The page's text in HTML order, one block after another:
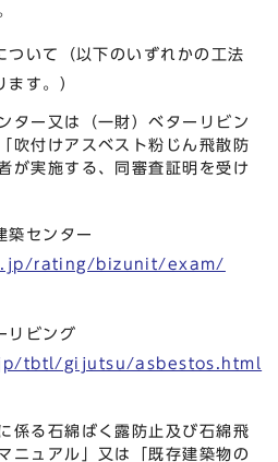
いて（以下のいずれかの工法
す。）
ター又は（一財）ベターリビン
吹付けアスベスト粉じん飛散防
が実施する、同審査証明を受け
センター
rating/bizunit/exam/
ビング
tbtl/gijutsu/asbestos.html
係る石綿ばく露防止及び石綿飛
ニュアル」又は「既存建築物の